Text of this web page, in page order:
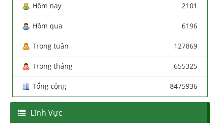
Hôm nay 2101
Hôm qua 6196
Trong tuần 127869
Trong tháng 655325
Tổng cộng 8475936
Lĩnh Vực